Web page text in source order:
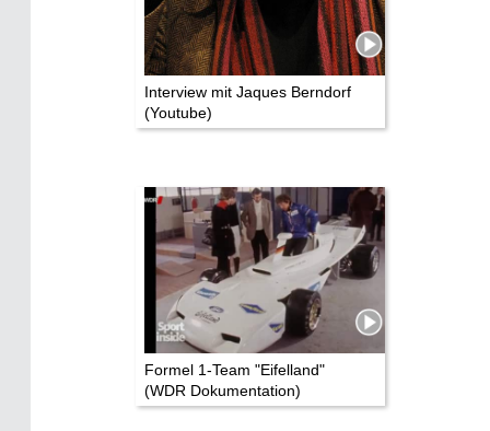
Interview mit Jaques Berndorf
(Youtube)
Formel 1-Team "Eifelland"
(WDR Dokumentation)